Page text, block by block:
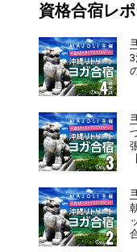
資格合宿レ